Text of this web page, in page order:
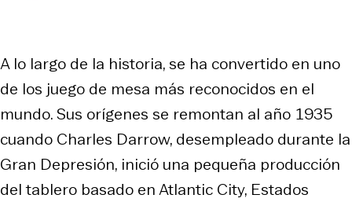
A lo largo de la historia, se ha convertido en uno
de los juego de mesa más reconocidos en el
mundo. Sus orígenes se remontan al año 1935
cuando Charles Darrow, desempleado durante la
Gran Depresión, inició una pequeña producción
del tablero basado en Atlantic City, Estados